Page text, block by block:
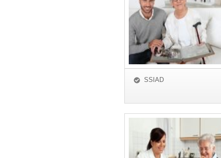
SSIAD